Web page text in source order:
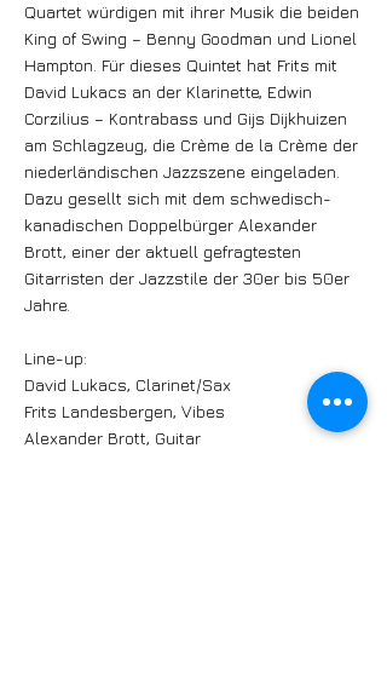
Quartet würdigen mit ihrer Musik die beiden
King of Swing – Benny Goodman und Lionel
Hampton. Für dieses Quintet hat Frits mit
David Lukacs an der Klarinette, Edwin
Corzilius – Kontrabass und Gijs Dijkhuizen
am Schlagzeug, die Crème de la Crème der
niederländischen Jazzszene eingeladen.
Dazu gesellt sich mit dem schwedisch-
kanadischen Doppelbürger Alexander
Brott, einer der aktuell gefragtesten
Gitarristen der Jazzstile der 30er bis 50er
Jahre.
Line-up:
David Lukacs, Clarinet/Sax
Frits Landesbergen, Vibes
Alexander Brott, Guitar